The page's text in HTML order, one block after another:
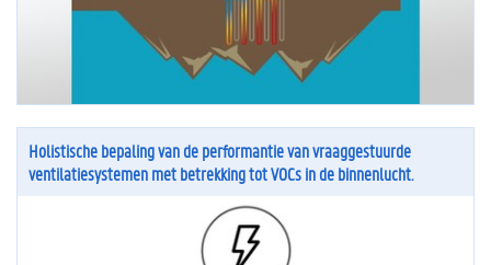
Holistische bepaling van de performantie van vraaggestuurde
ventilatiesystemen met betrekking tot VOCs in de binnenlucht.